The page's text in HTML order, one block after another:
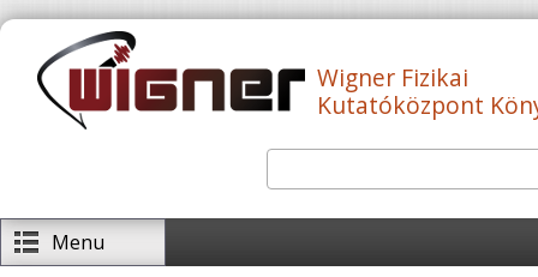
Ugrás a tartalomra
Wigner Fizikai
Kutatóközpont
Keresés űrlap
Menu